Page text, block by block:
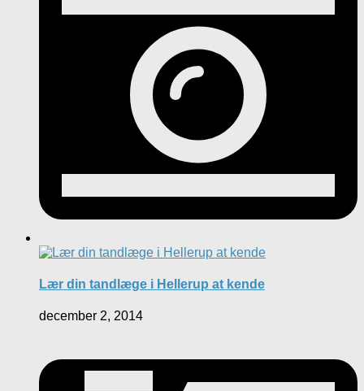
Lær din tandlæge i Hellerup at kende
december 2, 2014